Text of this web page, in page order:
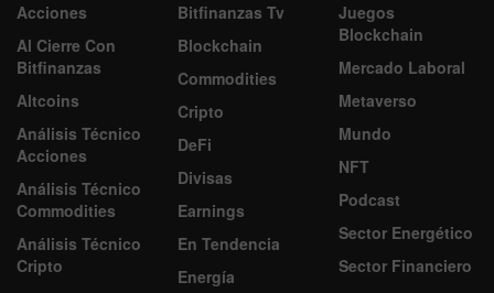
Acciones
Al Cierre Con
Bitfinanzas
Altcoins
Análisis Técnico
Acciones
Análisis Técnico
Commodities
Análisis Técnico
Cripto
Bitfinanzas Tv
Blockchain
Commodities
Cripto
DeFi
Divisas
Earnings
En Tendencia
Energía
Juegos
Blockchain
Mercado Laboral
Metaverso
Mundo
NFT
Podcast
Sector Energético
Sector Financiero